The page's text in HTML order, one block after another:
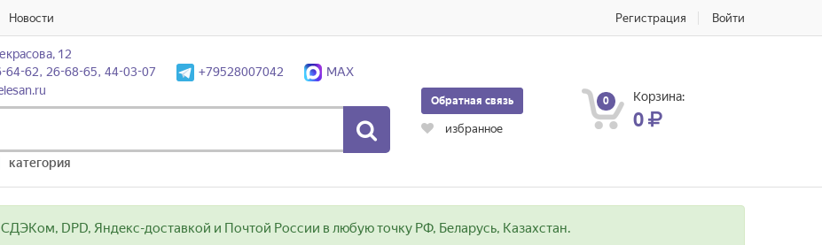
Новости Регистрация Войти
12
64-62, 26-68-65, 44-03-07
+79528007042
MAX
категория
Обратная связь
избранное
0 Корзина:
0
DPD, Яндекс-доставкой и Почтой России в любую точку РФ, Беларусь, Казахстан.